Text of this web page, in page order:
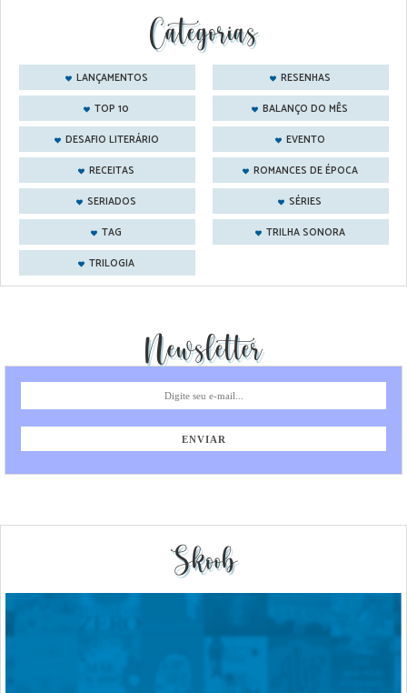
Categorias
LANÇAMENTOS
RESENHAS
TOP 10
BALANÇO DO MÊS
DESAFIO LITERÁRIO
EVENTO
RECEITAS
ROMANCES DE ÉPOCA
SERIADOS
SÉRIES
TAG
TRILHA SONORA
TRILOGIA
Newsletter
Skoob